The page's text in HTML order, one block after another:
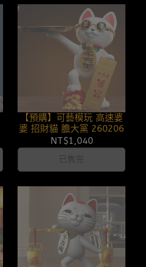
【預購】可藝模玩 高速婆
婆 招財貓 膽大黨 260206
NT$1,040
已售完